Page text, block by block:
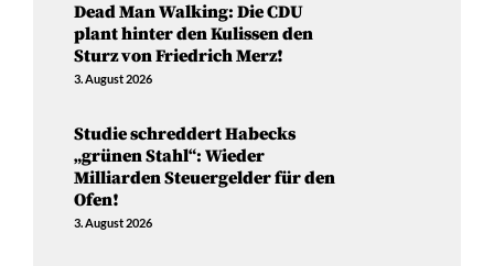
Dead Man Walking: Die CDU
plant hinter den Kulissen den
Sturz von Friedrich Merz!
3. August 2026
Studie schreddert Habecks
„grünen Stahl“: Wieder
Milliarden Steuergelder für den
Ofen!
3. August 2026